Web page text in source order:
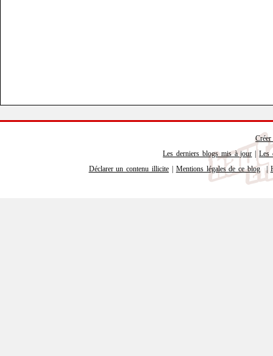
Les derniers blogs mis à jour |Les
Déclarer un contenu illicite
Mentions légales de ce blog |